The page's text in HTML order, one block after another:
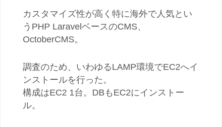
カスタマイズ性が高く特に海外で人気とい
うPHP LaravelベースのCMS、
OctoberCMS。
調査のため、いわゆるLAMP環境でEC2へイ
ンストールを行った。
構成はEC2 1台。DBもEC2にインストー
ル。